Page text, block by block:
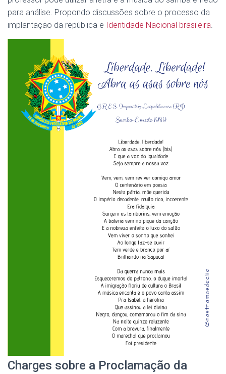
para análise. Propondo discussões sobre o processo da
implantação da república e Identidade Nacional brasileira.
Charges sobre a Proclamação da